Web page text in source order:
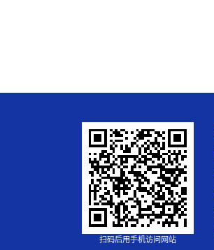
扫码后用手机访问网站